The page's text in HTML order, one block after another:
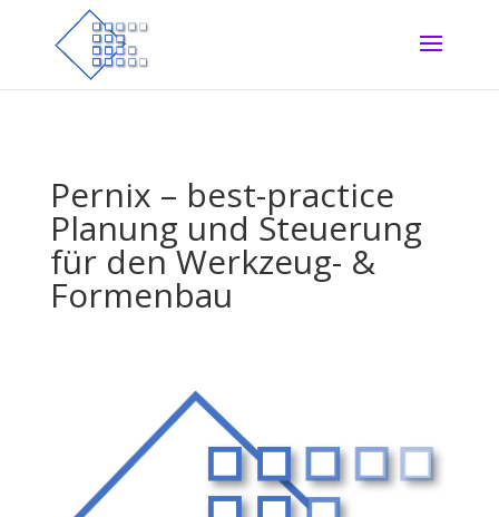
Pernix – best-practice
Planung und Steuerung
für den Werkzeug- &
Formenbau